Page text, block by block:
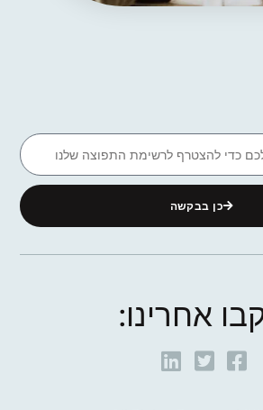
כן בבקשה
אחרינו: